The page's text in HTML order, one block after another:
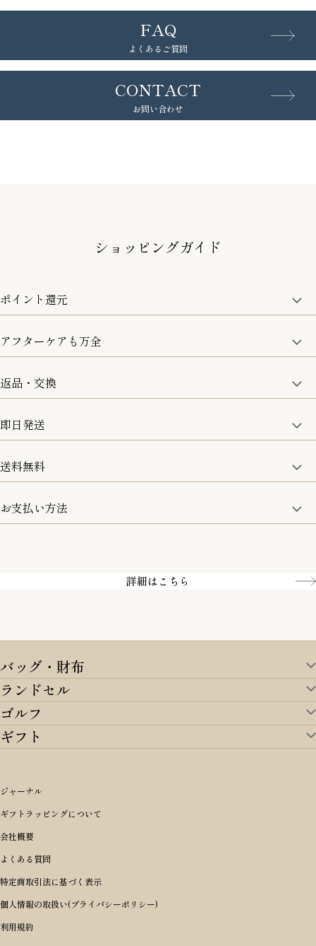
FAQ
よくあるご質問
CONTACT
お問い合わせ
ショッピングガイド
ポイント還元
商品金額の10%をポイント還元いたします。
アフターケアも万全
取り扱い商品はすべて正規品となります。
修理などのご相談に関しましては、責任を持って対応させてい
ただきます。
返品・交換
8日以内なら、返品・交換も可能です。
即日発送
15:00までのご注文は即日発送
お取寄せ商品を除く
送料無料
5,500円(税込)以上で全国送料無料となります。
お支払い方法
詳細はこちら
バッグ・財布
バッグ・財布TOP
すべてを見る
アイテムから選ぶ
リュックサック・デイパック・バックパック
ショルダーバッグ
ボディバッグ・ウエストバッグ
長財布
二つ折り財布
三つ折り財布
コインケース・小銭入れ
m＋ エムピウ
PORTER 吉田カバン ポーター
BRIEFING ブリーフィング
Dakota ダコタ
CLEDRAN クレドラン
aniary アニアリ
CIE シー
ランドセル
ランドセルTOP
すべてを見る
オリジナルランドセル
女の子ランドセル
男の子ランドセル
ランドセル小物・その他
レッド
ピンク
パープル(ラベンダー)
価格から選ぶ
〜49,999円
50,000円〜59,999円
60,000円〜69,999円
70,000円〜79,999円
80,000円〜
ゴルフ
ゴルフTOP
アイテムから選ぶ
キャディバッグ
ヘッドカバー
ゴルフ小物
ゴルフウェア/アクセサリー
ブランドから選ぶ
BRIEFING ブリーフィング
master-piece マスターピース
JONES ジョーンズ
木の庄帆布
ギフト
シーンから探す
誕生日
結婚祝い
出産祝い
入学・進学祝い
成人祝い
就職・栄転祝い
性別・年齢から探す
男性向け
女性向け
10代
20代
30代
予算から探す
〜4,999円
5,000円〜9,999円
10,000円〜19,999円
20,000円〜29,999円
ジャーナル
ギフトラッピングについて
会社概要
よくある質問
特定商取引法に基づく表示
個人情報の取扱い(プライバシーポリシー)
利用規約